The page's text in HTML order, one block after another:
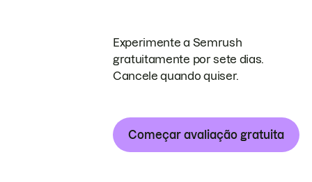
Experimente a Semrush
gratuitamente por sete dias.
Cancele quando quiser.
Começar avaliação gratuita